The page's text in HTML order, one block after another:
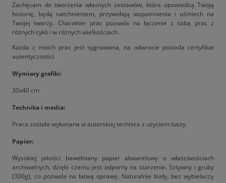
Zachęcam do tworzenia własnych zestawów, które opowiedzą Twoją
historię, będą natchnieniem, przywołają wspomnienia i uśmiech na
Twojej twarzy. Charakter prac pozwala na łączenie z sobą prac z
różnych cykli i w różnych wielkościach.
Każda z moich prac jest sygnowana, na odwrocie posiada certyfikat
autentyczności.
Wymiary grafiki:
30x40 cm
Technika i media:
Praca została wykonana w autorskiej technice z użyciem tuszy.
Papier:
Wysokiej jakości bawełniany papier akwarelowy o właściwościach
archiwalnych, dzięki czemu jest odporny na starzenie. Sztywny i gruby
(300g), co pozwala na łatwą oprawę. Naturalnie biały, bez wybielaczy